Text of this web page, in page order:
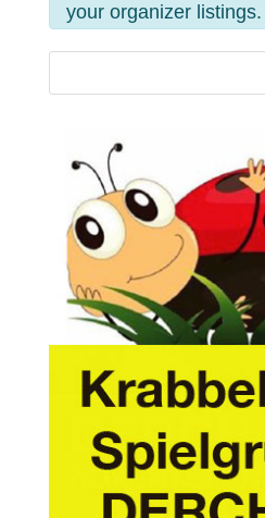
your organizer listings.